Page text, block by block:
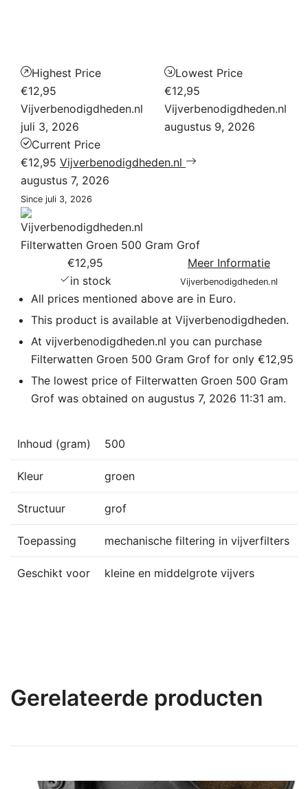
Highest Price
€12,95
Vijverbenodigdheden.nl
juli 3, 2026
Lowest Price
€12,95
Vijverbenodigdheden.nl
augustus 9, 2026
Current Price
€12,95 Vijverbenodigdheden.nl
augustus 7, 2026
Since juli 3, 2026
Filterwatten Groen 500 Gram Grof
€12,95
in stock
Meer Informatie
Vijverbenodigdheden.nl
All prices mentioned above are in Euro.
This product is available at Vijverbenodigdheden.
At vijverbenodigdheden.nl you can purchase
Filterwatten Groen 500 Gram Grof for only €12,95
The lowest price of Filterwatten Groen 500 Gram
Grof was obtained on augustus 7, 2026 11:31 am.
Inhoud (gram) 500
Kleur groen
Structuur grof
Toepassing mechanische filtering in vijverfilters
Geschikt voor kleine en middelgrote vijvers
Gerelateerde producten